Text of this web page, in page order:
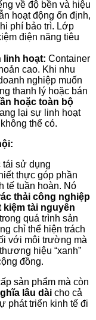
về độ bền và hiệu
hoạt động ổn định,
phí bảo trì. Lớp
điện năng tiêu
linh hoạt: Container
cao. Khi nhu
nghiệp muốn
thanh lý hoặc bán
hoặc toàn bộ
lại sự linh hoạt
thể có.
tái sử dụng
thực góp phần
tế tuần hoàn. Nó
thải công nghiệp
kiệm tài nguyên
quá trình sản
chỉ thể hiện trách
với môi trường mà
hiệu “xanh”
đồng.
sản phẩm mà còn
lâu dài cho cả
phát triển kinh tế đi